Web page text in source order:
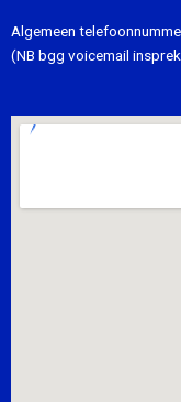
Algemeen
(NB bgg voicemail